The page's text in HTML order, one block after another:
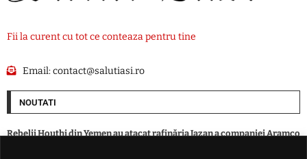
Fii la curent cu tot ce conteaza pentru tine
Email:contact@salutiasi.ro
NOUTATI
Rebelii Houthi din Yemen au atacat rafinăria Jazan a companiei Aramco